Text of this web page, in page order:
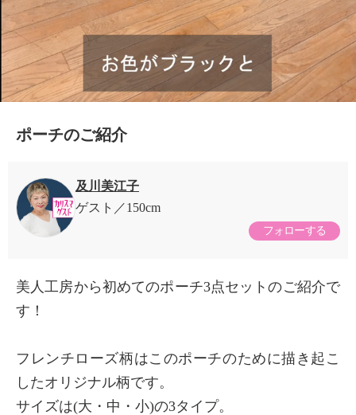
ポーチのご紹介
及川美江子
ゲスト
150cm
フォローする
美人工房から初めてのポーチ3点セットのご紹介で
す！
フレンチローズ柄はこのポーチのために描き起こ
したオリジナル柄です。
サイズは(大・中・小)の3タイプ。